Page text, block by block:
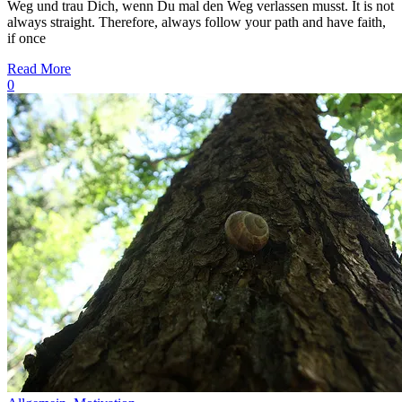
Weg und trau Dich, wenn Du mal den Weg verlassen musst. It is not
always straight. Therefore, always follow your path and have faith,
if once
Read More
0